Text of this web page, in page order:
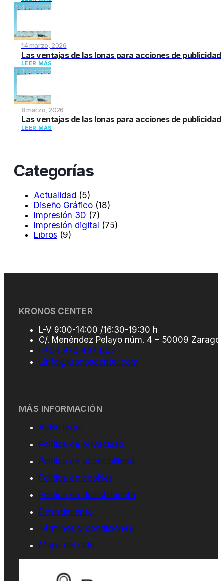
14 marzo, 2026
Las ventajas de las lonas para acciones de publicidad
LEER MÁS
8 marzo, 2026
Las ventajas de las lonas para acciones de publicidad
LEER MÁS
Categorías
Actualidad (5)
Diseño Gráfico (18)
Impresión 3D (7)
Impresión digital (75)
Libros (9)
KRONOS CENTER
L-V 9:00-14:00 /16:30-19:30 h
C/. Menéndez Pelayo núm. 4 – 50009
+34 976 467 850
info@kronoscenter.com
MÁS INFORMACIÓN
Aviso legal
Política de privacidad
Política de accesibilidad
Política de cookies
Política de desistimiento
Desistimiento
Términos y condiciones
Mapa del sitio